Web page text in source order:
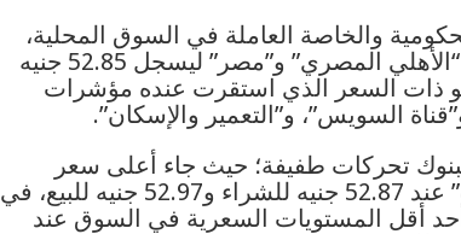
والخاصة العاملة في السوق المحلية،
تماثل سعر الصرف في بنكي “الأهلي المصري” و”مصر” ليسجل 52.85 جنيه
للبيع، وهو ذات السعر الذي استقرت عنده مؤشرات
تحركات طفيفة؛ حيث جاء أعلى سعر
لشراء الدولار في بنك “سايب” عند 52.87 جنيه للشراء و52.97 جنيه للبيع، في
أقل المستويات السعرية في السوق عند